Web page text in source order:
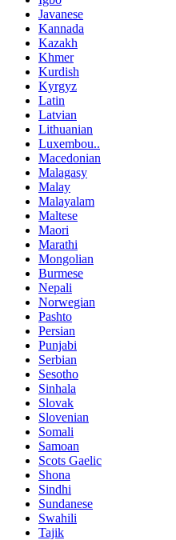
Javanese
Kannada
Kazakh
Khmer
Kurdish
Kyrgyz
Latin
Latvian
Lithuanian
Luxembou..
Macedonian
Malagasy
Malay
Malayalam
Maltese
Maori
Marathi
Mongolian
Burmese
Nepali
Norwegian
Pashto
Persian
Punjabi
Serbian
Sesotho
Sinhala
Slovak
Slovenian
Somali
Samoan
Scots Gaelic
Shona
Sindhi
Sundanese
Swahili
Tajik